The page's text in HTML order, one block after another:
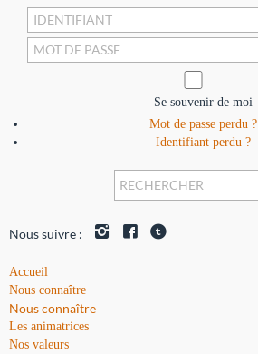
Se souvenir de moi
Mot de passe perdu ?
Identifiant perdu ?
Nous suivre :
Accueil
Nous connaître
Nous connaître
Les animatrices
Nos valeurs